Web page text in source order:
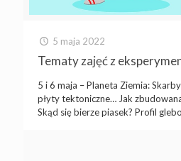
5 maja 2022
Tematy zajęć z
5 i 6 maja – Planeta Ziemia: Skarby
płyty tektoniczne… Jak
Skąd się bierze piasek? Profil